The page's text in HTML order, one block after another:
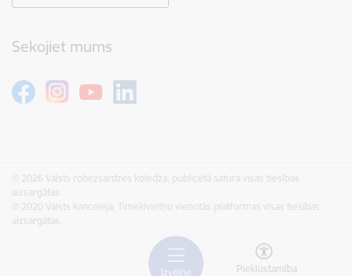
Izvēlne Piekļūstamība
Sekojiet mums
© 2026 Valsts robežsardzes koledža, publicētā satura visas tiesības
aizsargātas.
© 2020 Valsts kanceleja, Tīmekļvietņu vienotās platformas visas tiesības
aizsargātas.